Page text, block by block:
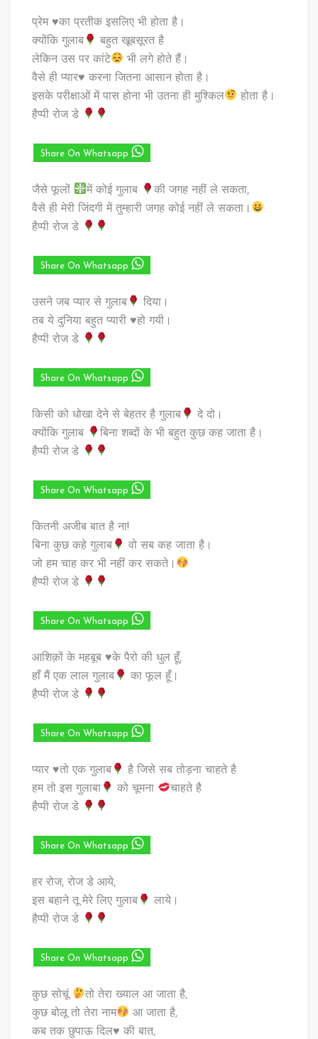
प्रेम ♥️का प्रतीक इसलिए भी होता है।
क्योंकि गुलाब
बहुत खूबसूरत है
लेकिन उस पर कांटे
भी लगे होते हैं।
वैसे ही प्यार♥️ करना जितना आसान होता है।
इसके परीक्षाओं में पास होना भी उतना ही मुश्किल
होता है।
हैप्पी रोज डे
Share On Whatsapp
जैसे फूलों में कोई गुलाब
की जगह नहीं ले सकता,
वैसे ही मेरी जिंदगी में तुम्हारी जगह कोई नहीं ले सकता।
हैप्पी रोज डे
Share On Whatsapp
उसने जब प्यार से गुलाब
दिया।
तब ये दुनिया बहुत प्यारी ♥️हो गयी।
हैप्पी रोज डे
Share On Whatsapp
किसी को धोखा देने से बेहतर है गुलाब
दे दो।
क्योंकि गुलाब
बिना शब्दों के भी बहुत कुछ कह जाता है।
हैप्पी रोज डे
Share On Whatsapp
कितनी अजीब बात है ना!
बिना कुछ कहे गुलाब
वो सब कह जाता है।
जो हम चाह कर भी नहीं कर सकते।
हैप्पी रोज डे
Share On Whatsapp
आशिक़ों के महबूब ♥️के पैरो की धुल हूँ,
हाँ मैं एक लाल गुलाब
का फूल हूँ।
हैप्पी रोज डे
Share On Whatsapp
प्‍यार ♥️तो एक गुलाब
है जिसे सब तोड़ना चाहते है
हम तो इस गुलाबा
को चूमना
चाहते है
हैप्पी रोज डे
Share On Whatsapp
हर रोज, रोज डे आये,
इस बहाने तू मेरे लिए गुलाब
लाये।
हैप्पी रोज डे
Share On Whatsapp
कुछ सोचूं
तो तेरा ख्याल आ जाता है,
कुछ बोलू तो तेरा नाम
आ जाता है,
कब तक छुपाऊ दिल♥️ की बात,